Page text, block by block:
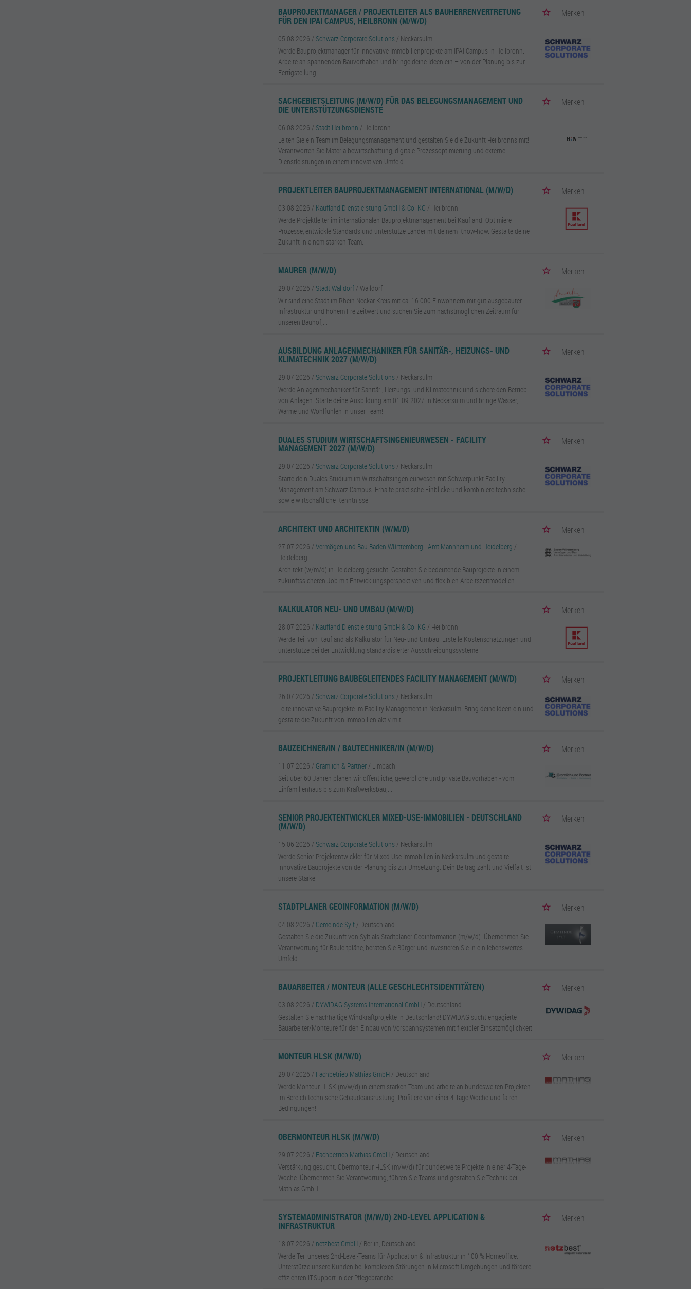
BAUPROJEKTMANAGER / PROJEKTLEITER ALS BAUHERRENVERTRETUNG
FÜR DEN IPAI CAMPUS, HEILBRONN (M/W/D)
Merken
05.08.2026 / Schwarz Corporate Solutions / Neckarsulm
Werde Bauprojektmanager für innovative Immobilienprojekte am IPAI Campus in Heilbronn.
Arbeite an spannenden Bauvorhaben und bringe deine Ideen ein – von der Planung bis zur
Fertigstellung.
SACHGEBIETSLEITUNG (M/W/D) FÜR DAS BELEGUNGSMANAGEMENT UND
DIE UNTERSTÜTZUNGSDIENSTE
Merken
06.08.2026 / Stadt Heilbronn / Heilbronn
Leiten Sie ein Team im Belegungsmanagement und gestalten Sie die Zukunft Heilbronns mit!
Verantworten Sie Materialbewirtschaftung, digitale Prozessoptimierung und externe
Dienstleistungen in einem innovativen Umfeld.
PROJEKTLEITER BAUPROJEKTMANAGEMENT INTERNATIONAL (M/W/D) Merken
03.08.2026 / Kaufland Dienstleistung GmbH & Co. KG / Heilbronn
Werde Projektleiter im internationalen Bauprojektmanagement bei Kaufland! Optimiere
Prozesse, entwickle Standards und unterstütze Länder mit deinem Know-how. Gestalte deine
Zukunft in einem starken Team.
MAURER (M/W/D) Merken
29.07.2026 / Stadt Walldorf / Walldorf
Wir sind eine Stadt im Rhein-Neckar-Kreis mit ca. 16.000 Einwohnern mit gut ausgebauter
Infrastruktur und hohem Freizeitwert und suchen Sie zum nächstmöglichen Zeitraum für
unseren Bauhof;...
AUSBILDUNG ANLAGENMECHANIKER FÜR SANITÄR-, HEIZUNGS- UND
KLIMATECHNIK 2027 (M/W/D)
Merken
29.07.2026 / Schwarz Corporate Solutions / Neckarsulm
Werde Anlagenmechaniker für Sanitär-, Heizungs- und Klimatechnik und sichere den Betrieb
von Anlagen. Starte deine Ausbildung am 01.09.2027 in Neckarsulm und bringe Wasser,
Wärme und Wohlfühlen in unser Team!
DUALES STUDIUM WIRTSCHAFTSINGENIEURWESEN - FACILITY
MANAGEMENT 2027 (M/W/D)
Merken
29.07.2026 / Schwarz Corporate Solutions / Neckarsulm
Starte dein Duales Studium im Wirtschaftsingenieurwesen mit Schwerpunkt Facility
Management am Schwarz Campus. Erhalte praktische Einblicke und kombiniere technische
sowie wirtschaftliche Kenntnisse.
ARCHITEKT UND ARCHITEKTIN (W/M/D) Merken
27.07.2026 /Vermögen und Bau Baden-Württemberg - Amt Mannheim und Heidelberg /
Heidelberg
Architekt (w/m/d) in Heidelberg gesucht! Gestalten Sie bedeutende Bauprojekte in einem
zukunftssicheren Job mit Entwicklungsperspektiven und flexiblen Arbeitszeitmodellen.
KALKULATOR NEU- UND UMBAU (M/W/D) Merken
28.07.2026 / Kaufland Dienstleistung GmbH & Co. KG / Heilbronn
Werde Teil von Kaufland als Kalkulator für Neu- und Umbau! Erstelle Kostenschätzungen und
unterstütze bei der Entwicklung standardisierter Ausschreibungssysteme.
PROJEKTLEITUNG BAUBEGLEITENDES FACILITY MANAGEMENT (M/W/D) Merken
26.07.2026 / Schwarz Corporate Solutions / Neckarsulm
Leite innovative Bauprojekte im Facility Management in Neckarsulm. Bring deine Ideen ein und
gestalte die Zukunft von Immobilien aktiv mit!
BAUZEICHNER/IN / BAUTECHNIKER/IN (M/W/D) Merken
11.07.2026 / Gramlich & Partner / Limbach
Seit über 60 Jahren planen wir öffentliche, gewerbliche und private Bauvorhaben - vom
Einfamilienhaus bis zum Kraftwerksbau;...
SENIOR PROJEKTENTWICKLER MIXED-USE-IMMOBILIEN - DEUTSCHLAND
(M/W/D)
Merken
15.06.2026 / Schwarz Corporate Solutions / Neckarsulm
Werde Senior Projektentwickler für Mixed-Use-Immobilien in Neckarsulm und gestalte
innovative Bauprojekte von der Planung bis zur Umsetzung. Dein Beitrag zählt und Vielfalt ist
unsere Stärke!
STADTPLANER GEOINFORMATION (M/W/D) Merken
04.08.2026 / Gemeinde Sylt / Deutschland
Gestalten Sie die Zukunft von Sylt als Stadtplaner Geoinformation (m/w/d). Übernehmen Sie
Verantwortung für Bauleitpläne, beraten Sie Bürger und investieren Sie in ein lebenswertes
Umfeld.
BAUARBEITER / MONTEUR (ALLE GESCHLECHTSIDENTITÄTEN) Merken
03.08.2026 / DYWIDAG-Systems International GmbH / Deutschland
Gestalten Sie nachhaltige Windkraftprojekte in Deutschland! DYWIDAG sucht engagierte
Bauarbeiter/Monteure für den Einbau von Vorspannsystemen mit flexibler Einsatzmöglichkeit.
MONTEUR HLSK (M/W/D) Merken
29.07.2026 / Fachbetrieb Mathias GmbH / Deutschland
Werde Monteur HLSK (m/w/d) in einem starken Team und arbeite an bundesweiten Projekten
im Bereich technische Gebäudeausrüstung. Profitiere von einer 4-Tage-Woche und fairen
Bedingungen!
OBERMONTEUR HLSK (M/W/D) Merken
29.07.2026 / Fachbetrieb Mathias GmbH / Deutschland
Verstärkung gesucht: Obermonteur HLSK (m/w/d) für bundesweite Projekte in einer 4-Tage-
Woche. Übernehmen Sie Verantwortung, führen Sie Teams und gestalten Sie Technik bei
Mathias GmbH.
SYSTEMADMINISTRATOR (M/W/D) 2ND-LEVEL APPLICATION &
INFRASTRUKTUR
Merken
18.07.2026 / netzbest GmbH / Berlin, Deutschland
Werde Teil unseres 2nd-Level-Teams für Application & Infrastruktur in 100 % Homeoffice.
Unterstütze unsere Kunden bei komplexen Störungen in Microsoft-Umgebungen und fördere
effizienten IT-Support in der Pflegebranche.